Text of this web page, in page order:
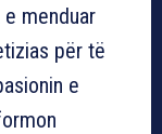
menduar
për të
e